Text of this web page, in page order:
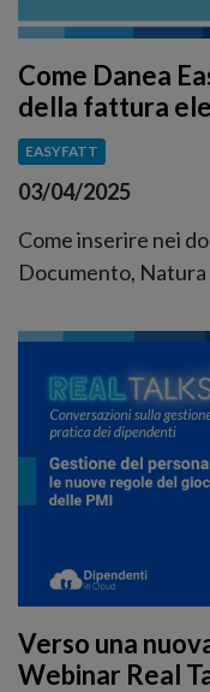
Come Danea
della fattura
EASYFATT
03/04/2025
Come inserire nei
Documento,
Verso una
Webinar Real